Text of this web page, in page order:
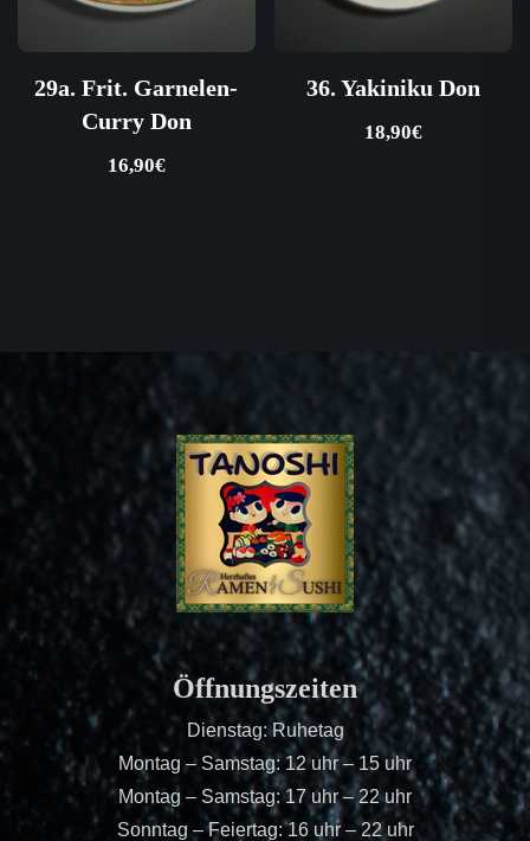
29a. Frit. Garnelen-
Curry Don
16,90€
36. Yakiniku Don
18,90€
Öffnungszeiten
Dienstag: Ruhetag
Montag – Samstag: 12 uhr – 15 uhr
Montag – Samstag: 17 uhr – 22 uhr
Sonntag – Feiertag: 16 uhr – 22 uhr